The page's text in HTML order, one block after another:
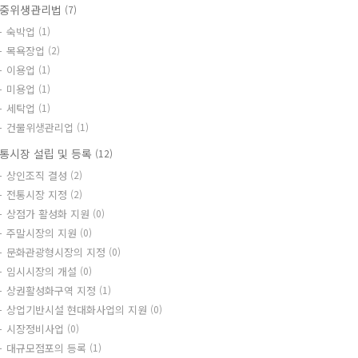
위생관리법 (7)
숙박업 (1)
목욕장업 (2)
이용업 (1)
미용업 (1)
세탁업 (1)
건물위생관리업 (1)
시장 설립 및 등록 (12)
상인조직 결성 (2)
전통시장 지정 (2)
상점가 활성화 지원 (0)
주말시장의 지원 (0)
문화관광형시장의 지정 (0)
임시시장의 개설 (0)
상권활성화구역 지정 (1)
상업기반시설 현대화사업의 지원 (0)
시장정비사업 (0)
대규모점포의 등록 (1)